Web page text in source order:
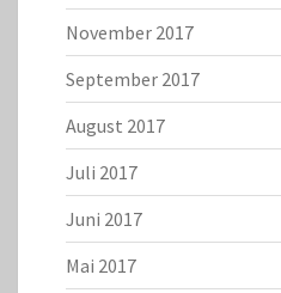
November 2017
September 2017
August 2017
Juli 2017
Juni 2017
Mai 2017